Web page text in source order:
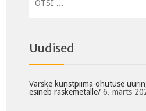
Uudised
Värske kunstpiima ohutuse
esineb raskemetalle/ 6. märts